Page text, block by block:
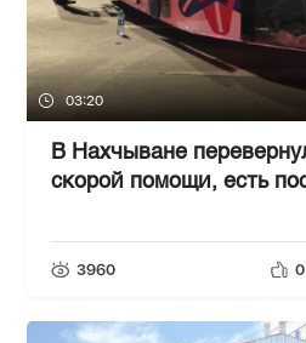
03:20
В Нахчыване
скорой помощи, есть
3960 0